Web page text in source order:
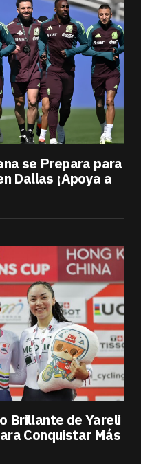
se Prepara para
Dallas ¡Apoya a
Brillante de Yareli
Conquistar Más